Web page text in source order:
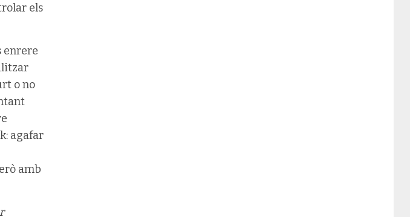
els
enrere
o no
agafar
amb